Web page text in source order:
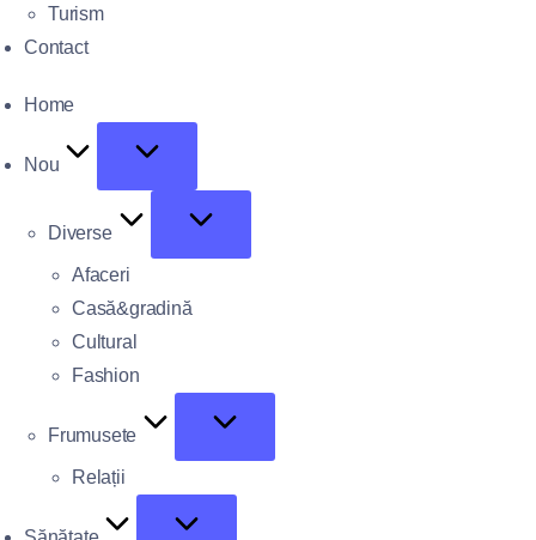
Turism
Contact
Home
Nou
Diverse
Afaceri
Casă&gradină
Cultural
Fashion
Frumusete
Relații